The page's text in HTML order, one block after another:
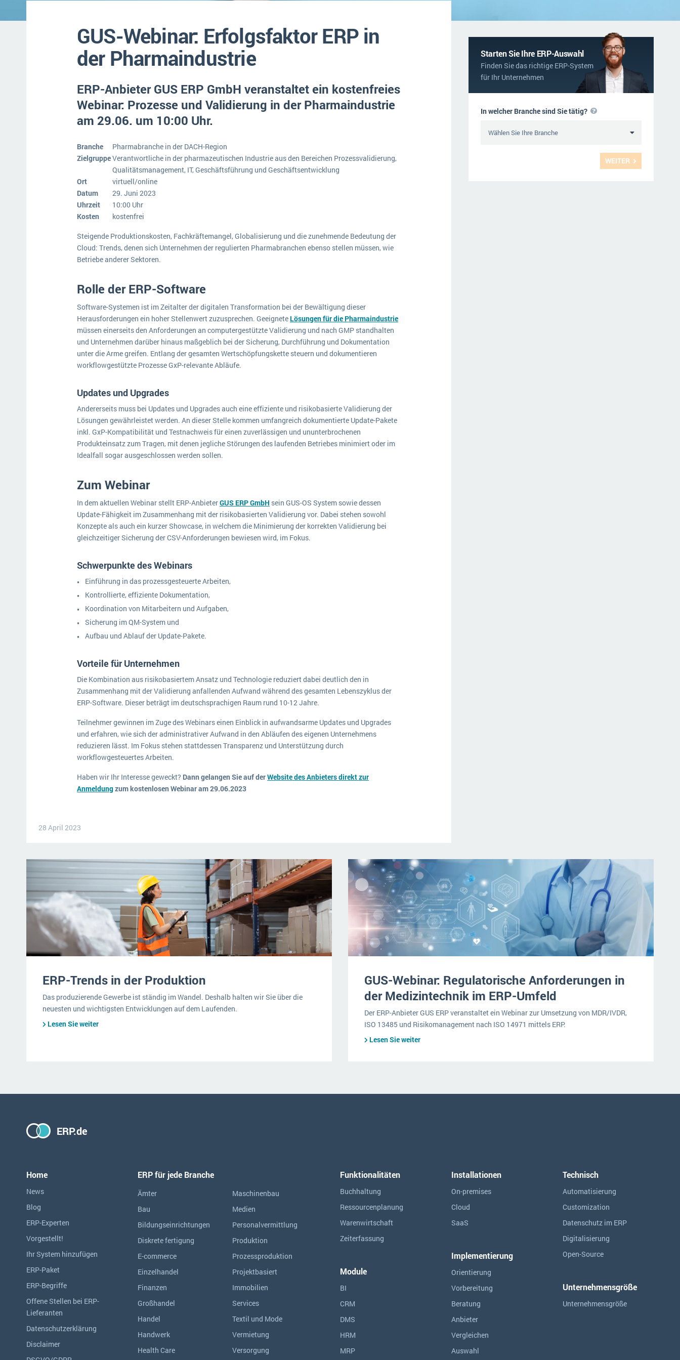
Kosten
Lebensmittelindustrie
Immobilien
Textil und Mode
Vermietung Versorgung
MEHR ÜBER ERP-SOFTWARE NACHRICHTENARCHIV
GUS-Webinar: Erfolgsfaktor ERP in
der Pharmaindustrie
ERP-Anbieter GUS ERP GmbH veranstaltet ein kostenfreies
Webinar: Prozesse und Validierung in der Pharmaindustrie
am 29.06. um 10:00 Uhr.
Branche
Pharmabranche in der DACH-Region
ZielgruppeVerantwortliche in der pharmazeutischen Industrie aus den Bereichen Prozessvalidierung,
Qualitätsmanagement, IT, Geschäftsführung und Geschäftsentwicklung
Ort
virtuell/online
Datum
29. Juni 2023
Uhrzeit
10:00 Uhr
Kosten
kostenfrei
Steigende Produktionskosten, Fachkräftemangel, Globalisierung und die zunehmende Bedeutung der
Cloud: Trends, denen sich Unternehmen der regulierten Pharmabranchen ebenso stellen müssen, wie
Betriebe anderer Sektoren.
Rolle der ERP-Software
Software-Systemen ist im Zeitalter der digitalen Transformation bei der Bewältigung dieser
Herausforderungen ein hoher Stellenwert zuzusprechen. Geeignete Lösungen für die Pharmaindustrie
müssen einerseits den Anforderungen an computergestützte Validierung und nach GMP standhalten
und Unternehmen darüber hinaus maßgeblich bei der Sicherung, Durchführung und Dokumentation
unter die Arme greifen. Entlang der gesamten Wertschöpfungskette steuern und dokumentieren
workflowgestützte Prozesse GxP-relevante Abläufe.
Updates und Upgrades
Andererseits muss bei Updates und Upgrades auch eine effiziente und risikobasierte Validierung der
Lösungen gewährleistet werden. An dieser Stelle kommen umfangreich dokumentierte Update-Pakete
inkl. GxP-Kompatibilität und Testnachweis für einen zuverlässigen und ununterbrochenen
Produkteinsatz zum Tragen, mit denen jegliche Störungen des laufenden Betriebes minimiert oder im
Idealfall sogar ausgeschlossen werden sollen.
Zum Webinar
In dem aktuellen Webinar stellt ERP-AnbieterGUS ERP GmbH sein GUS-OS System sowie dessen
Update-Fähigkeit im Zusammenhang mit der risikobasierten Validierung vor. Dabei stehen sowohl
Konzepte als auch ein kurzer Showcase, in welchem die Minimierung der korrekten Validierung bei
gleichzeitiger Sicherung der CSV-Anforderungen bewiesen wird, im Fokus.
Schwerpunkte des Webinars
Einführung in das prozessgesteuerte Arbeiten,
Kontrollierte, effiziente Dokumentation,
Koordination von Mitarbeitern und Aufgaben,
Sicherung im QM-System und
Aufbau und Ablauf der Update-Pakete.
Vorteile für Unternehmen
Die Kombination aus risikobasiertem Ansatz und Technologie reduziert dabei deutlich den in
Zusammenhang mit der Validierung anfallenden Aufwand während des gesamten Lebenszyklus der
ERP-Software. Dieser beträgt im deutschsprachigen Raum rund 10-12 Jahre.
Teilnehmer gewinnen im Zuge des Webinars einen Einblick in aufwandsarme Updates und Upgrades
und erfahren, wie sich der administrativer Aufwand in den Abläufen des eigenen Unternehmens
reduzieren lässt. Im Fokus stehen stattdessen Transparenz und Unterstützung durch
workflowgesteuertes Arbeiten.
Haben wir Ihr Interesse geweckt? Dann gelangen Sie auf derWebsite des Anbieters direkt zur
Anmeldungzum kostenlosen Webinar am 29.06.2023
28 April 2023
Starten Sie Ihre ERP-Auswahl
Finden Sie das richtige ERP-System
für Ihr Unternehmen
WEITER
In welcher Branche sind Sie tätig?
ERP-Trends in der Produktion
Das produzierende Gewerbe ist ständig im Wandel. Deshalb halten wir Sie über die
neuesten und wichtigsten Entwicklungen auf dem Laufenden.
Lesen Sie weiter
GUS-Webinar: Regulatorische Anforderungen in
der Medizintechnik im ERP-Umfeld
Der ERP-Anbieter GUS ERP veranstaltet ein Webinar zur Umsetzung von MDR/IVDR,
ISO 13485 und Risikomanagement nach ISO 14971 mittels ERP.
Lesen Sie weiter
ERP.de
Home
News
Blog
ERP-Experten
Vorgestellt!
Ihr System hinzufügen
ERP-Paket
ERP-Begriffe
Offene Stellen bei ERP-
Lieferanten
Datenschutzerklärung
Disclaimer
ERP für jede Branche
Ämter
Bau
Bildungseinrichtungen
Diskrete fertigung
E-commerce
Einzelhandel
Finanzen
Großhandel
Handel
Handwerk
Health Care
Maschinenbau
Medien
Personalvermittlung
Produktion
Prozessproduktion
Projektbasiert
Immobilien
Services
Textil und Mode
Vermietung
Versorgung
Funktionalitäten
Buchhaltung
Ressourcen­planung
Warenwirtschaft
Zeiterfassung
Module
BI
CRM
DMS
HRM
MRP
Installationen
On-premises
Cloud
SaaS
Implementierung
Orientierung
Vorbereitung
Beratung
Anbieter
Vergleichen
Auswahl
Technisch
Automatisierung
Customization
Datenschutz im ERP
Digitalisierung
Open-Source
Unternehmensgröße
Unternehmensgröße